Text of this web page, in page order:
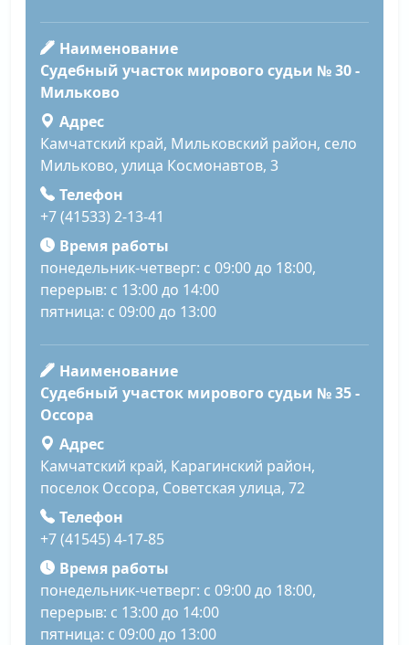
Наименование
Судебный участок мирового судьи № 30 -
Мильково
Адрес
Камчатский край, Мильковский район, село
Мильково, улица Космонавтов, 3
Телефон
+7 (41533) 2-13-41
Время работы
понедельник-четверг: с 09:00 до 18:00,
перерыв: с 13:00 до 14:00
пятница: с 09:00 до 13:00
Наименование
Судебный участок мирового судьи № 35 -
Оссора
Адрес
Камчатский край, Карагинский район,
поселок Оссора, Советская улица, 72
Телефон
+7 (41545) 4-17-85
Время работы
понедельник-четверг: с 09:00 до 18:00,
перерыв: с 13:00 до 14:00
пятница: с 09:00 до 13:00